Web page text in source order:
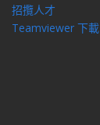
招攬人才
Teamviewer 下載